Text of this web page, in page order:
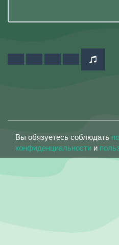
Вы обязуетесь соблюдать
конфиденциальности и